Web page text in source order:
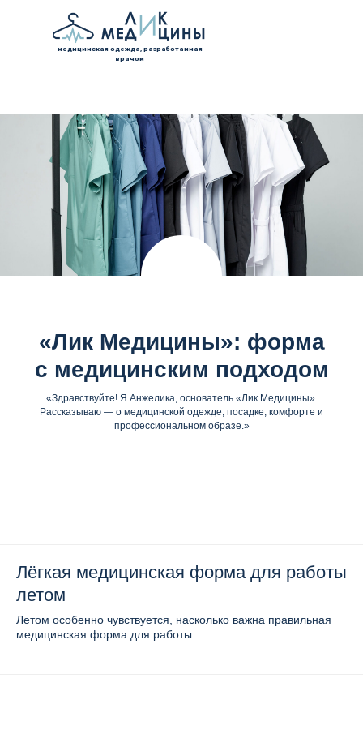
медицинская одежда, разработанная
врачом
«Лик Медицины»: форма
с медицинским подходом
«Здравствуйте! Я Анжелика, основатель «Лик Медицины».
Рассказываю — о медицинской одежде, посадке, комфорте и
профессиональном образе.»
Лёгкая медицинская форма для работы
летом
Летом особенно чувствуется, насколько важна правильная
медицинская форма для работы.